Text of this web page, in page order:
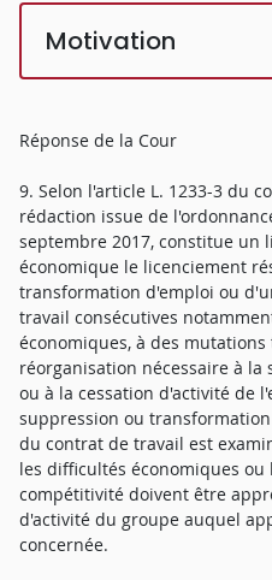
Motivation
Réponse de la Cour
9. Selon l'article L. 1233-3 du
rédaction issue de
septembre 2017, constitue un
économique le licenciement
transformation d'emploi ou
travail consécutives
économiques, à des
réorganisation nécessaire à
ou à la cessation d'activité de
suppression ou
du contrat de travail est
les difficultés économiques ou
compétitivité doivent être
d'activité du groupe auquel
concernée.